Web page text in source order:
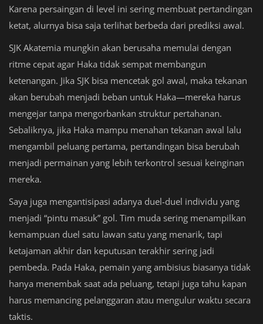
Karena persaingan di level ini sering membuat pertandingan
ketat, alurnya bisa saja terlihat berbeda dari prediksi awal.
SJK Akatemia mungkin akan berusaha memulai dengan
ritme cepat agar Haka tidak sempat membangun
ketenangan. Jika SJK bisa mencetak gol awal, maka tekanan
akan berubah menjadi beban untuk Haka—mereka harus
mengejar tanpa mengorbankan struktur pertahanan.
Sebaliknya, jika Haka mampu menahan tekanan awal lalu
mengambil peluang pertama, pertandingan bisa berubah
menjadi permainan yang lebih terkontrol sesuai keinginan
mereka.
Saya juga mengantisipasi adanya duel-duel individu yang
menjadi “pintu masuk” gol. Tim muda sering menampilkan
kemampuan duel satu lawan satu yang menarik, tapi
ketajaman akhir dan keputusan terakhir sering jadi
pembeda. Pada Haka, pemain yang ambisius biasanya tidak
hanya menembak saat ada peluang, tetapi juga tahu kapan
harus memancing pelanggaran atau mengulur waktu secara
taktis.